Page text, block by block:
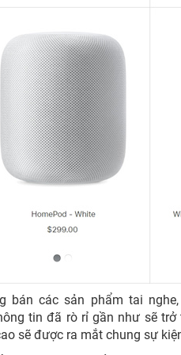
bán các sản phẩm tai
tin đã rò rỉ gần như sẽ
sẽ được ra mắt chung sự